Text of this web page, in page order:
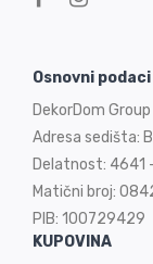
Osnovni
DekorDom Group
Adresa sedišta:
Delatnost: 4641
Matični broj:
PIB: 100729429
KUPOVINA